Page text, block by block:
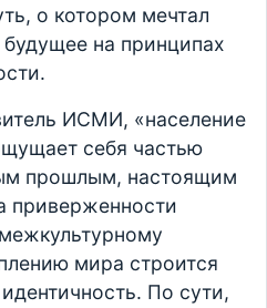
о котором мечтал
на принципах
ИСМИ, «население
себя частью
прошлым, настоящим
приверженности
мира строится
По сути,